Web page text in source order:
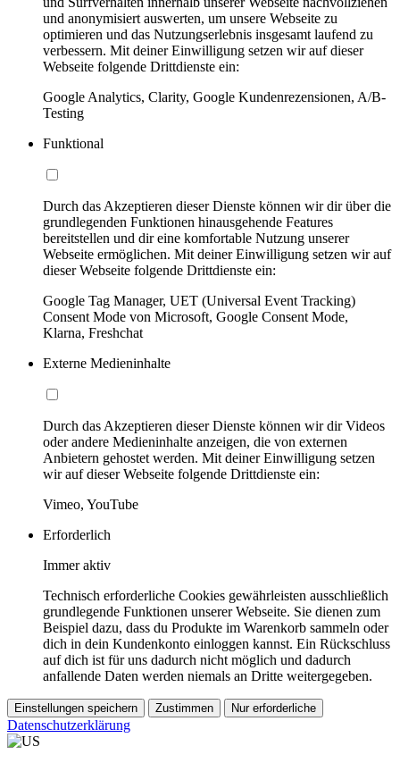
und anonymisiert auswerten, um unsere Webseite zu
optimieren und das Nutzungserlebnis insgesamt laufend zu
verbessern. Mit deiner Einwilligung setzen wir auf dieser
Webseite folgende Drittdienste ein:
Google Analytics, Clarity, Google Kundenrezensionen, A/B-
Testing
Funktional
Durch das Akzeptieren dieser Dienste können wir dir über die
grundlegenden Funktionen hinausgehende Features
bereitstellen und dir eine komfortable Nutzung unserer
Webseite ermöglichen. Mit deiner Einwilligung setzen wir auf
dieser Webseite folgende Drittdienste ein:
Google Tag Manager, UET (Universal Event Tracking)
Consent Mode von Microsoft, Google Consent Mode,
Klarna, Freshchat
Externe Medieninhalte
Durch das Akzeptieren dieser Dienste können wir dir Videos
oder andere Medieninhalte anzeigen, die von externen
Anbietern gehostet werden. Mit deiner Einwilligung setzen
wir auf dieser Webseite folgende Drittdienste ein:
Vimeo, YouTube
Erforderlich
Immer aktiv
Technisch erforderliche Cookies gewährleisten ausschließlich
grundlegende Funktionen unserer Webseite. Sie dienen zum
Beispiel dazu, dass du Produkte im Warenkorb sammeln oder
dich in dein Kundenkonto einloggen kannst. Ein Rückschluss
auf dich ist für uns dadurch nicht möglich und dadurch
anfallende Daten werden niemals an Dritte weitergegeben.
Einstellungen speichern Zustimmen Nur erforderliche
Datenschutzerklärung